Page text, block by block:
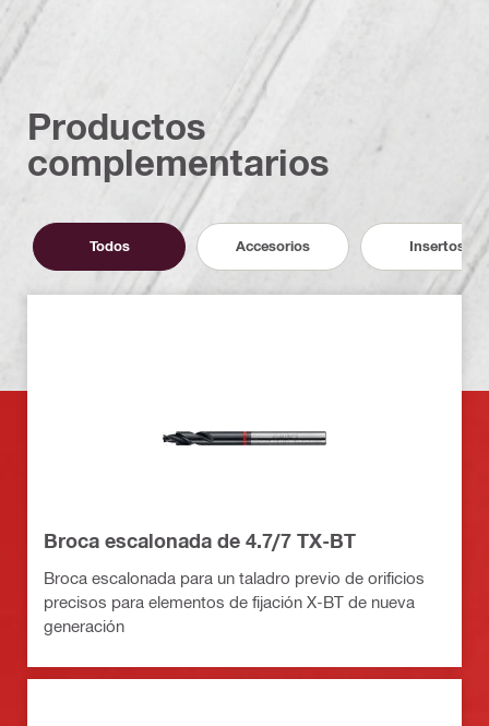
Productos
complementarios
Todos Accesorios Insertos
Broca escalonada de 4.7/7 TX-BT
Broca escalonada para un taladro previo de orificios
precisos para elementos de fijación X-BT de nueva
generación